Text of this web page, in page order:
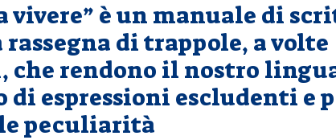
vivere” è un manuale di
di trappole, a volte
che rendono il nostro
di espressioni escludenti e
peculiarità